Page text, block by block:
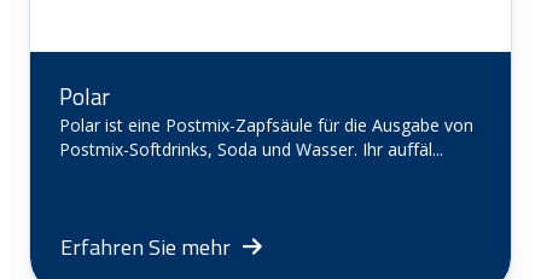
Polar
Polar ist eine Postmix-Zapfsäule für die Ausgabe von
Postmix-Softdrinks, Soda und Wasser. Ihr auffäl...
Erfahren Sie mehr